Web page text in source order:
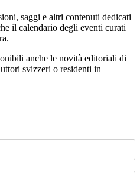
saggi e altri contenuti dedicati
il calendario degli eventi curati
anche le novità editoriali di
svizzeri o residenti in